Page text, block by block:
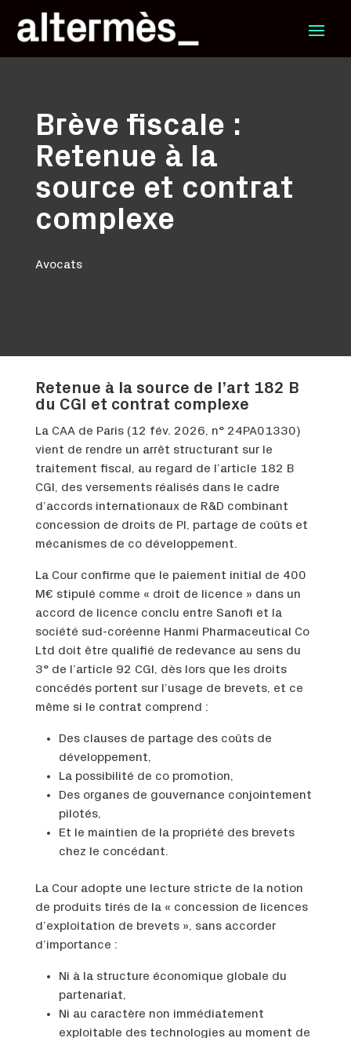
Brève fiscale :
Retenue à la
source et contrat
complexe
Avocats
Retenue à la source de l’art 182 B
du CGI et contrat complexe
La CAA de Paris (12 fév. 2026, n° 24PA01330)
vient de rendre un arrêt structurant sur le
traitement fiscal, au regard de l’article 182 B
CGI, des versements réalisés dans le cadre
d’accords internationaux de R&D combinant
concession de droits de PI, partage de coûts et
mécanismes de co développement.
La Cour confirme que le paiement initial de 400
M€ stipulé comme « droit de licence » dans un
accord de licence conclu entre Sanofi et la
société sud-coréenne Hanmi Pharmaceutical Co
Ltd doit être qualifié de redevance au sens du
3° de l’article 92 CGI, dès lors que les droits
concédés portent sur l’usage de brevets, et ce
même si le contrat comprend :
Des clauses de partage des coûts de
développement,
La possibilité de co promotion,
Des organes de gouvernance conjointement
pilotés,
Et le maintien de la propriété des brevets
chez le concédant.
La Cour adopte une lecture stricte de la notion
de produits tirés de la « concession de licences
d’exploitation de brevets », sans accorder
d’importance :
Ni à la structure économique globale du
partenariat,
Ni au caractère non immédiatement
exploitable des technologies au moment de